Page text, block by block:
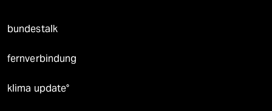
bundestalk
fernverbindung
klima update°